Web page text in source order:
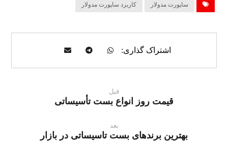
ساپورت مدولار کاربرد ساپورت مدولار
قبل
قیمت روز انواع بست تأسیساتی
بعد
بهترین برندهای بست تاسیساتی در بازار